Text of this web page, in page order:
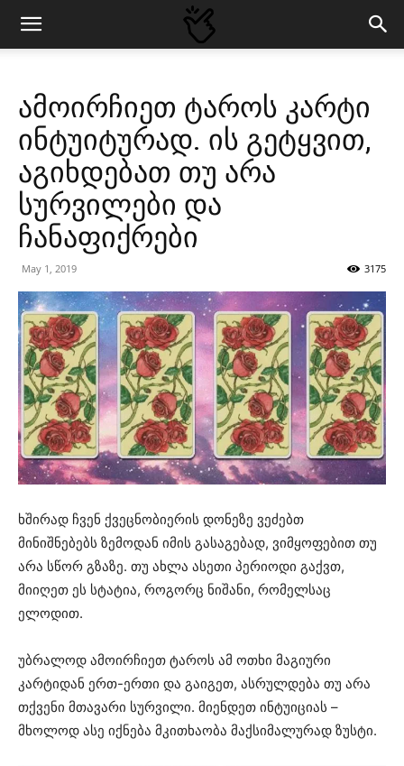
ამოირჩიეთ ტაროს კარტი
ინტუიტურად. ის გეტყვით,
აგიხდებათ თუ არა
სურვილები და
ჩანაფიქრები
May 1, 2019 3175
ხშირად ჩვენ ქვეცნობიერის დონეზე ვეძებთ
მინიშნებებს ზემოდან იმის გასაგებად, ვიმყოფებით თუ
არა სწორ გზაზე. თუ ახლა ასეთი პერიოდი გაქვთ,
მიიღეთ ეს სტატია, როგორც ნიშანი, რომელსაც
ელოდით.
უბრალოდ ამოირჩიეთ ტაროს ამ ოთხი მაგიური
კარტიდან ერთ-ერთი და გაიგეთ, ასრულდება თუ არა
თქვენი მთავარი სურვილი. მიენდეთ ინტუიციას –
მხოლოდ ასე იქნება მკითხაობა მაქსიმალურად ზუსტი.